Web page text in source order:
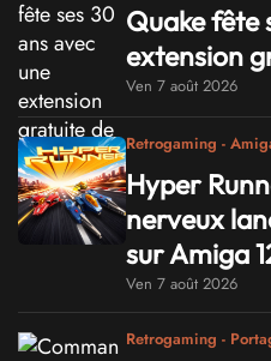
Quake fête
extension
Ven 7 août 2026
Retrogaming -
Hyper
nerveux
sur Amiga
Ven 7 août 2026
Retrogaming -